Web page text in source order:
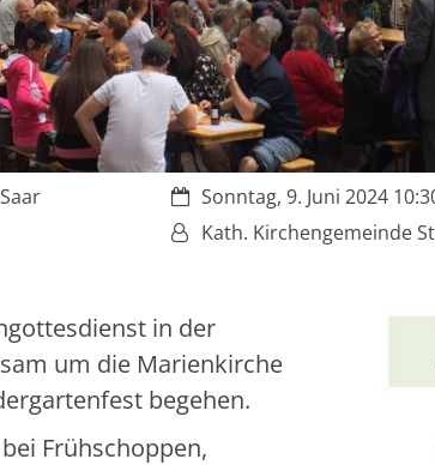
Datum:Sonntag, 9. Juni 2024
Von:Kath. Kirchengemeinde
in der
um die Marienkirche
begehen.
Frühschoppen,